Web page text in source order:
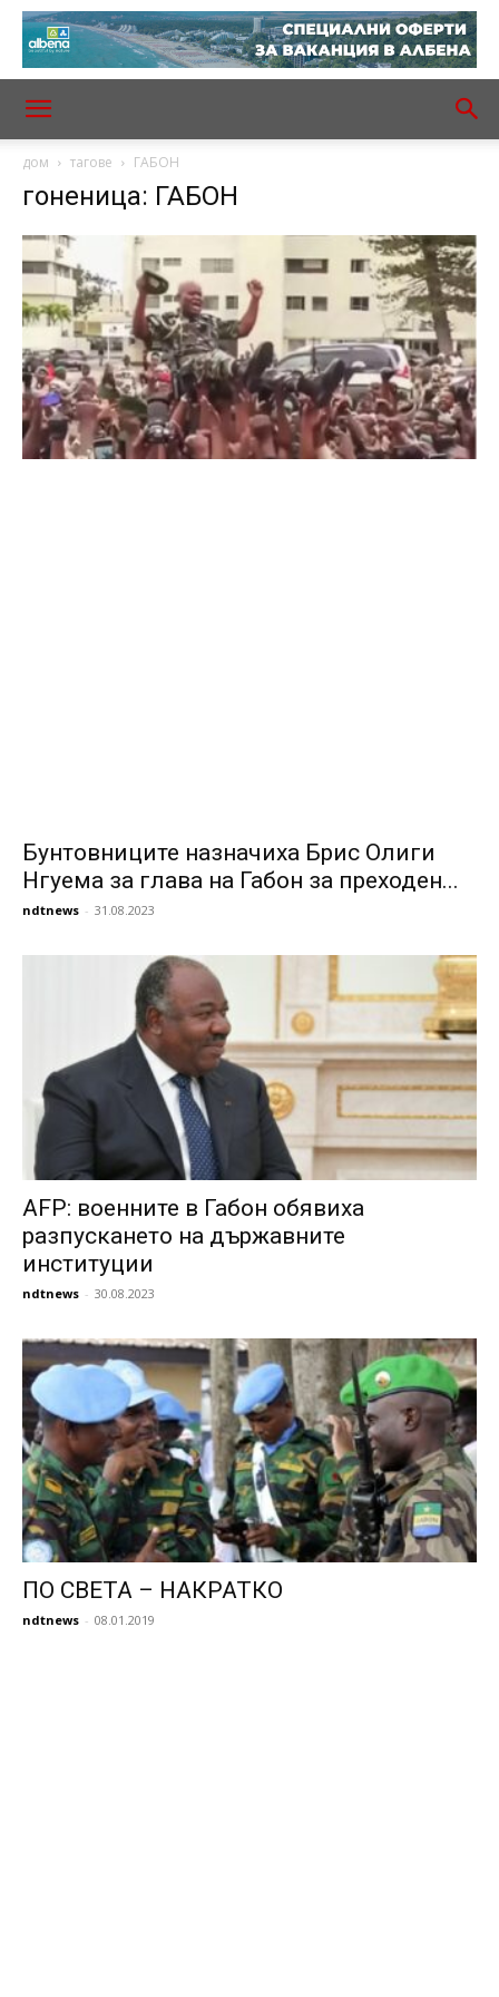
дом тагове ГАБОН
гоненица: ГАБОН
Бунтовниците назначиха Брис Олиги
Нгуема за глава на Габон за преходен...
ndtnews - 31.08.2023
AFP: военните в Габон обявиха
разпускането на държавните
институции
ndtnews - 30.08.2023
ПО СВЕТА – НАКРАТКО
ndtnews - 08.01.2019